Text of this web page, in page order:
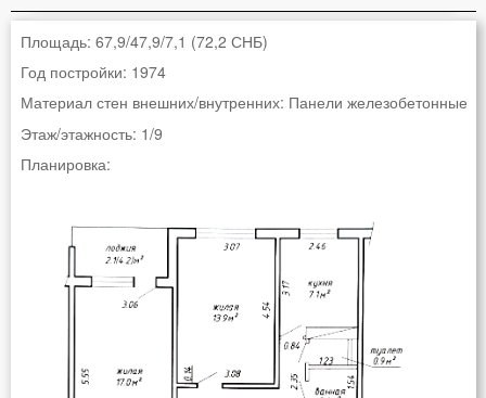
Площадь: 67,9/47,9/7,1 (72,2 СНБ)
Год постройки: 1974
Материал стен внешних/внутренних: Панели железобетонные
Этаж/этажность: 1/9
Планировка: